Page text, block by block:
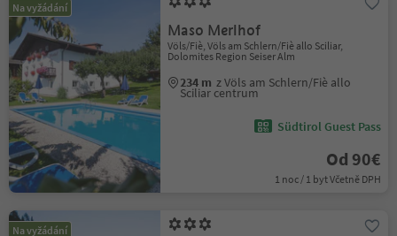
Na vyžádání
Maso Merlhof
Völs/Fiè, Völs am Schlern/Fiè allo Sciliar,
Dolomites Region Seiser Alm
234 m z Völs am Schlern/Fiè allo
Sciliar centrum
Südtirol Guest Pass
Od 90€
1 noc / 1 byt Včetně DPH
Na vyžádání